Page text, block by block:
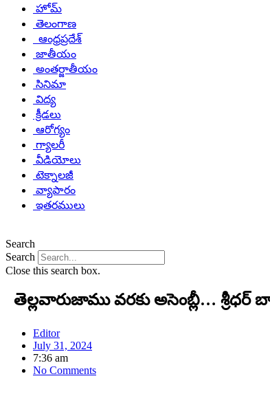
హోమ్
తెలంగాణ
ఆంధ్రప్రదేశ్
జాతీయం
అంతర్జాతీయం
సినిమా
విద్య
క్రీడలు
ఆరోగ్యం
గ్యాలరీ
వీడియోలు
టెక్నాలజీ
వ్యాపారం
ఇతరములు
Search
Search
Close this search box.
తెల్లవారుజాము వరకు అసెంబ్లీ… శ్రీధర్
Editor
July 31, 2024
7:36 am
No Comments